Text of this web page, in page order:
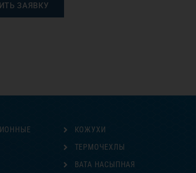
ЗАЯВКУ
КОЖУХИ
ТЕРМОЧЕХЛЫ
ВАТА НАСЫПНАЯ